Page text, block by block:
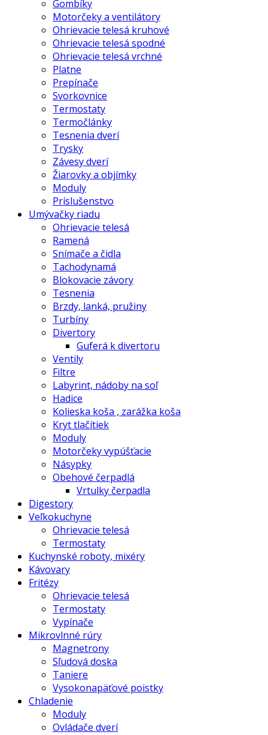
Gombíky
Motorčeky a ventilátory
Ohrievacie telesá kruhové
Ohrievacie telesá spodné
Ohrievacie telesá vrchné
Platne
Prepínače
Svorkovnice
Termostaty
Termočlánky
Tesnenia dverí
Trysky
Závesy dverí
Žiarovky a objímky
Moduly
Príslušenstvo
Umývačky riadu
Ohrievacie telesá
Ramená
Snímače a čidla
Tachodynamá
Blokovacie závory
Tesnenia
Brzdy, lanká, pružiny
Turbíny
Divertory
Guferá k divertoru
Ventily
Filtre
Labyrint, nádoby na soľ
Hadice
Kolieska koša , zarážka koša
Kryt tlačítiek
Moduly
Motorčeky vypúšťacie
Násypky
Obehové čerpadlá
Vrtulky čerpadla
Digestory
Veľkokuchyne
Ohrievacie telesá
Termostaty
Kuchynské roboty, mixéry
Kávovary
Fritézy
Ohrievacie telesá
Termostaty
Vypínače
Mikrovlnné rúry
Magnetrony
Sľudová doska
Taniere
Vysokonapäťové poistky
Chladenie
Moduly
Ovládače dverí